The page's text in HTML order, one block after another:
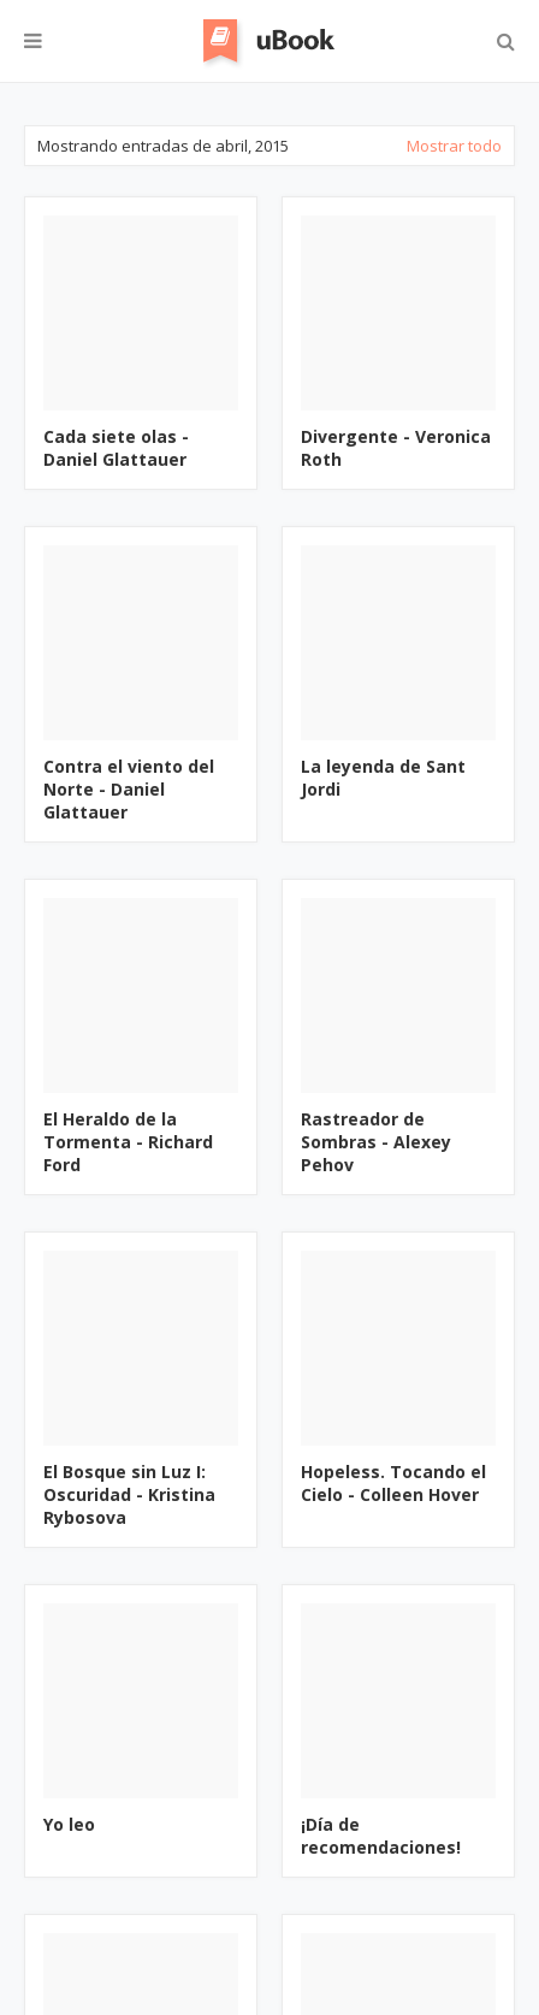
Mostrando entradas de abril, 2015 Mostrar todo
Cada siete olas -
Daniel Glattauer
Divergente - Veronica
Roth
Contra el viento del
Norte - Daniel
Glattauer
La leyenda de Sant
Jordi
El Heraldo de la
Tormenta - Richard
Ford
Rastreador de
Sombras - Alexey
Pehov
El Bosque sin Luz I:
Oscuridad - Kristina
Rybosova
Hopeless. Tocando el
Cielo - Colleen Hover
Yo leo
¡Día de
recomendaciones!